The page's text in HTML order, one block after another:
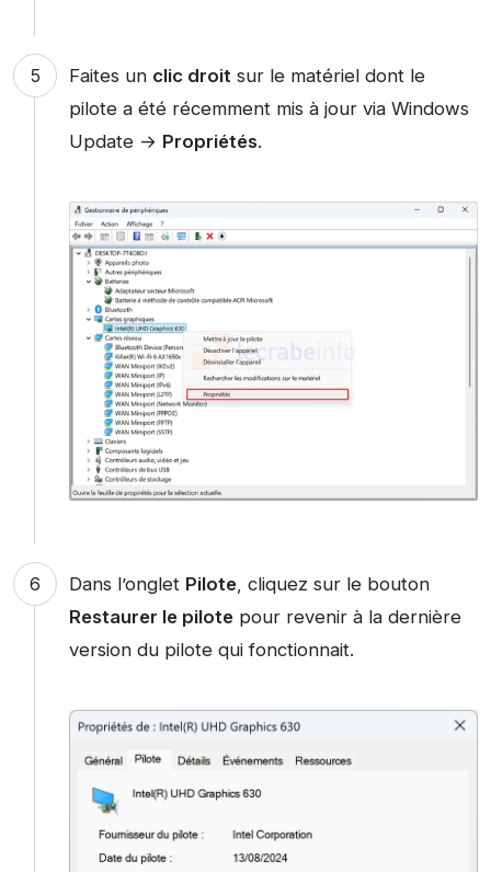
Faites un clic droit sur le matériel dont le
pilote a été récemment mis à jour via Windows
Update → Propriétés.
Dans l’onglet Pilote, cliquez sur le bouton
Restaurer le pilotepour revenir à la dernière
version du pilote qui fonctionnait.